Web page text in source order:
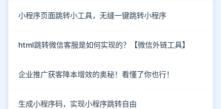
小程序页面跳转小工具，无缝一键跳转小程序
html跳转微信客服是如何实现的？【微信外链工具】
企业推广获客降本增效的奥秘！看懂了你也行！
生成小程序码，实现小程序跳转自由